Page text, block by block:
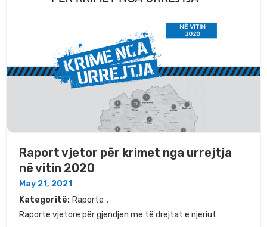
Raport vjetor për krimet nga urrejtja
në vitin 2020
May 21, 2021
Kategoritë: Raporte ,
Raporte vjetore për gjendjen me të drejtat e njeriut